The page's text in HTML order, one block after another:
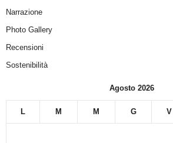
Narrazione
Photo Gallery
Recensioni
Sostenibilità
Agosto 2026
L M M G V